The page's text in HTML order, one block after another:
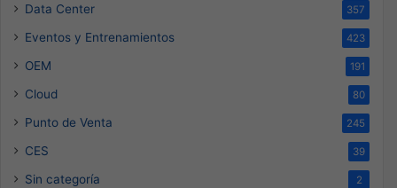
Data Center 357
Eventos y Entrenamientos 423
OEM 191
Cloud 80
Punto de Venta 245
CES 39
Sin categoría 2